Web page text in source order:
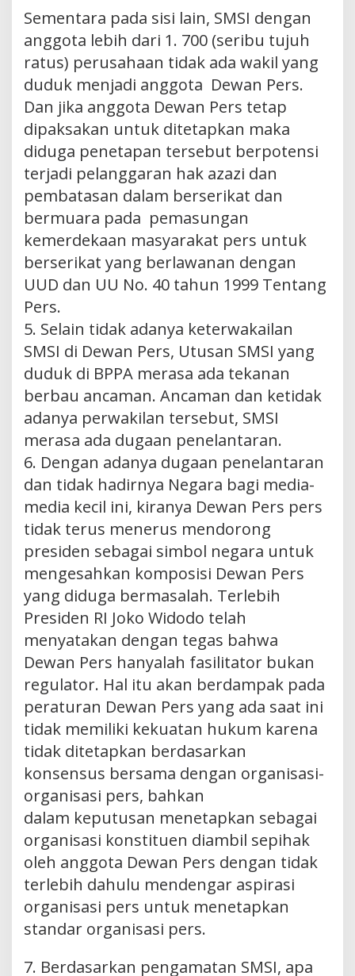
Sementara pada sisi lain, SMSI dengan
anggota lebih dari 1. 700 (seribu tujuh
ratus) perusahaan tidak ada wakil yang
duduk menjadi anggota Dewan Pers.
Dan jika anggota Dewan Pers tetap
dipaksakan untuk ditetapkan maka
diduga penetapan tersebut berpotensi
terjadi pelanggaran hak azazi dan
pembatasan dalam berserikat dan
bermuara pada pemasungan
kemerdekaan masyarakat pers untuk
berserikat yang berlawanan dengan
UUD dan UU No. 40 tahun 1999 Tentang
Pers.
5. Selain tidak adanya keterwakailan
SMSI di Dewan Pers, Utusan SMSI yang
duduk di BPPA merasa ada tekanan
berbau ancaman. Ancaman dan ketidak
adanya perwakilan tersebut, SMSI
merasa ada dugaan penelantaran.
6. Dengan adanya dugaan penelantaran
dan tidak hadirnya Negara bagi media-
media kecil ini, kiranya Dewan Pers pers
tidak terus menerus mendorong
presiden sebagai simbol negara untuk
mengesahkan komposisi Dewan Pers
yang diduga bermasalah. Terlebih
Presiden RI Joko Widodo telah
menyatakan dengan tegas bahwa
Dewan Pers hanyalah fasilitator bukan
regulator. Hal itu akan berdampak pada
peraturan Dewan Pers yang ada saat ini
tidak memiliki kekuatan hukum karena
tidak ditetapkan berdasarkan
konsensus bersama dengan organisasi-
organisasi pers, bahkan
dalam keputusan menetapkan sebagai
organisasi konstituen diambil sepihak
oleh anggota Dewan Pers dengan tidak
terlebih dahulu mendengar aspirasi
organisasi pers untuk menetapkan
standar organisasi pers.
7. Berdasarkan pengamatan SMSI, apa